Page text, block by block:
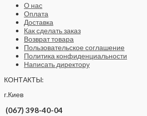
О нас
Оплата
Доставка
Как сделать заказ
Возврат товара
Пользовательское соглашение
Политика конфиденциальности
Написать директору
КОНТАКТЫ:
г.Киев
(067) 398-40-04